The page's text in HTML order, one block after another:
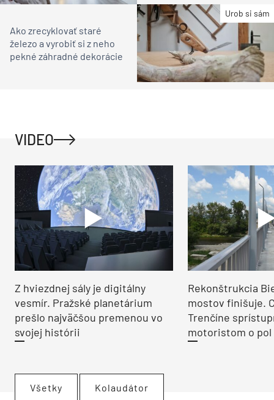
Urob si sám
Ako zrecyklovať staré
železo a vyrobiť si z neho
pekné záhradné dekorácie
VIDEO
Z hviezdnej sály je digitálny
vesmír. Pražské planetárium
prešlo najväčšou premenou vo
svojej histórii
Rekonštrukcia
mostov finišuje.
Trenčíne
motoristom o pol
Všetky Kolaudátor